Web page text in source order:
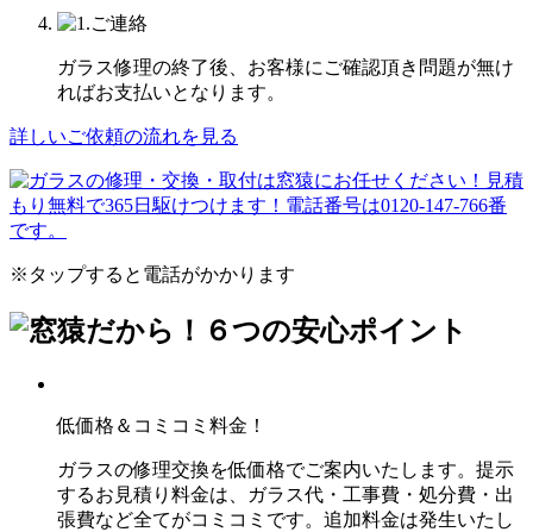
ガラス修理の終了後、お客様にご確認頂き問題が無け
ればお支払いとなります。
詳しいご依頼の流れを見る
※タップすると電話がかかります
低価格＆コミコミ料金！
ガラスの修理交換を低価格でご案内いたします。提示
するお見積り料金は、ガラス代・工事費・処分費・出
張費など全てがコミコミです。追加料金は発生いたし